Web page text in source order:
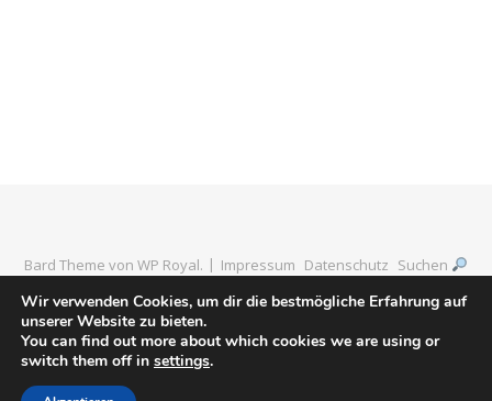
Bard Theme vonWP Royal. Impressum Datenschutz Suchen
ZURÜCK NACH OBEN
Wir verwenden Cookies, um dir die bestmögliche Erfahrung auf
unserer Website zu bieten.
You can find out more about which cookies we are using or
switch them off in settings.